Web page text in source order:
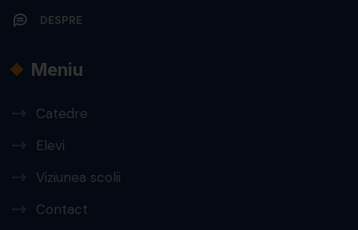
DESPRE
Meniu
Catedre
Elevi
Viziunea scolii
Contact